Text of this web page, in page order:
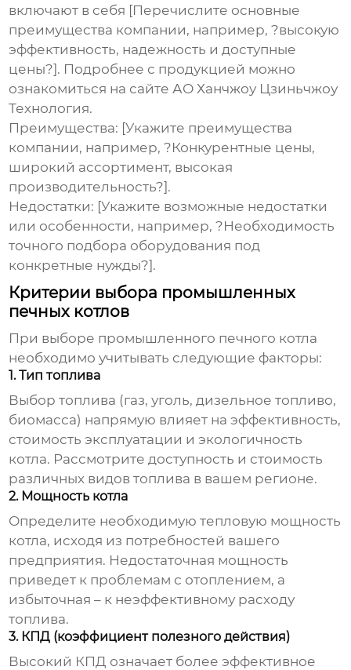
включают в себя [Перечислите основные
преимущества компании, например, ?высокую
эффективность, надежность и доступные
цены?]. Подробнее с продукцией можно
ознакомиться на сайтеАО Ханчжоу Цзиньчжоу
Технология.
Преимущества: [Укажите преимущества
компании, например, ?Конкурентные цены,
широкий ассортимент, высокая
производительность?].
Недостатки: [Укажите возможные недостатки
или особенности, например, ?Необходимость
точного подбора оборудования под
конкретные нужды?].
Критерии выбора промышленных
печных котлов
При выборе промышленного печного котла
необходимо учитывать следующие факторы:
1. Тип топлива
Выбор топлива (газ, уголь, дизельное топливо,
биомасса) напрямую влияет на эффективность,
стоимость эксплуатации и экологичность
котла. Рассмотрите доступность и стоимость
различных видов топлива в вашем регионе.
2. Мощность котла
Определите необходимую тепловую мощность
котла, исходя из потребностей вашего
предприятия. Недостаточная мощность
приведет к проблемам с отоплением, а
избыточная – к неэффективному расходу
топлива.
3. КПД (коэффициент полезного действия)
Высокий КПД означает более эффективное